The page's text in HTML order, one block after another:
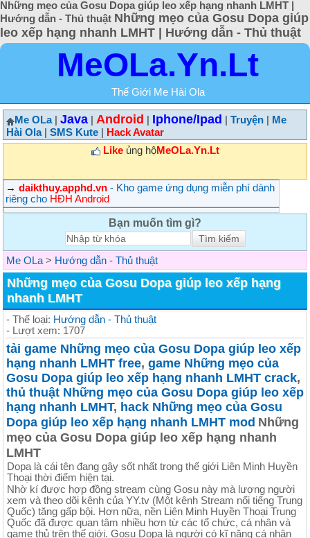
Những mẹo của Gosu Dopa giúp leo xếp hạng nhanh LMHT |
Hướng dẫn - Thủ thuật Những mẹo của Gosu Dopa giúp
leo xếp hạng nhanh LMHT | Hướng dẫn - Thủ thuật
MeOLa.Yn.Lt
Thế Giới Me Hài Ola
Me OLa| Java Android Iphone/Ipad Truyện
Me
Hài Ola| SMS Kute
Hack Avatar
Likeủng hộMeOLa.Yn.Lt
→ daikthuy.apphd.vn - Kho game ứng dụng miễn phí dành
riêng cho HĐH Android
Bạn muốn tìm gì?
Me OLa > Hướng dẫn - Thủ thuật
Những mẹo của Gosu Dopa giúp leo xếp hạng
nhanh LMHT
- Thể loại: Hướng dẫn - Thủ thuật
- Lượt xem: 1707
tải game Những mẹo của Gosu Dopa giúp leo xếp
hạng nhanh LMHT free, game Những mẹo của
Gosu Dopa giúp leo xếp hạng nhanh LMHT crack,
thủ thuật Những mẹo của Gosu Dopa giúp leo xếp
hạng nhanh LMHT, hack Những mẹo của Gosu
Dopa giúp leo xếp hạng nhanh LMHT mod Những
mẹo của Gosu Dopa giúp leo xếp hạng nhanh
LMHT
Dopa là cái tên đang gây sốt nhất trong thế giới Liên Minh Huyền
Thoại thời điểm hiện tại.
Nhờ kí được hợp đồng stream cùng Gosu này mà lượng người
xem và theo dõi kênh của YY.tv (Một kênh Stream nổi tiếng Trung
Quốc) tăng gấp bội. Hơn nữa, nền Liên Minh Huyền Thoại Trung
Quốc đã được quan tâm nhiều hơn từ các tổ chức, cá nhân và
game thủ trên thế giới. Gosu Dopa là người có kĩ năng cá nhân